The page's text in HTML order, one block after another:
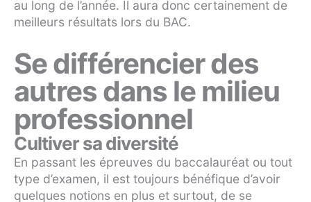
au long de l’année. Il aura donc certainement de
meilleurs résultats lors du BAC.
Se différencier des
autres dans le milieu
professionnel
Cultiver sa diversité
En passant les épreuves du baccalauréat ou tout
type d’examen, il est toujours bénéfique d’avoir
quelques notions en plus et surtout, de se